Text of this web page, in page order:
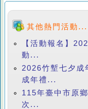
其他熱門活動...
【活動報名】
動...
2026竹塹七夕成
成年禮...
115年臺中市原
次...